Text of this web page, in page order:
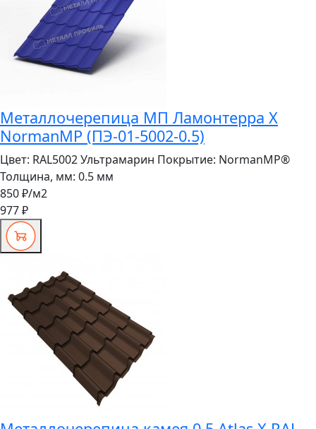
Металлочерепица МП Ламонтерра X
NormanMP (ПЭ-01-5002-0.5)
Цвет: RAL5002 Ультрамарин Покрытие: NormanMP®
Толщина, мм: 0.5 мм
850 ₽/м2
977 ₽